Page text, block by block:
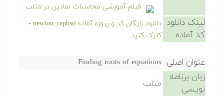
فیلم آموزشی محاسبات نمادین در متلب
لینک دانلود
کد آماده
دانلود رایگان کد و پروژه آماده newton_raphso -
کلیک کنید.
عنوان اصلی Finding roots of equations
زبان برنامه
نویسی
متلب